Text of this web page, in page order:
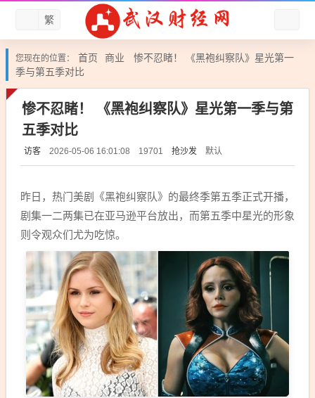
繁
您现在的位置： 首页 商业
惨不忍睹！ 《黑袍纠察队》星光第一
季与第五季对比
惨不忍睹！ 《黑袍纠察队》星光第一季与第
五季对比
访客 2026-05-06 16:01:08 19701 抢沙发 默认
昨日，热门美剧《黑袍纠察队》的最终季第五季正式开播，
剧集一二两集已在亚马逊平台放出，而第五季中星光的形象
则令观众们尤为吃惊。